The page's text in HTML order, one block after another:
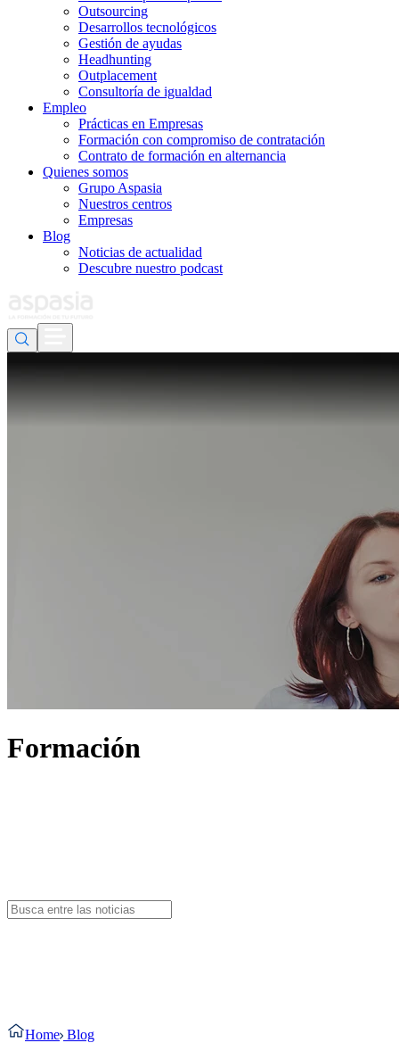
Outsourcing
Desarrollos tecnológicos
Gestión de ayudas
Headhunting
Outplacement
Consultoría de igualdad
Empleo
Prácticas en Empresas
Formación con compromiso de contratación
Contrato de formación en alternancia
Quienes somos
Grupo Aspasia
Nuestros centros
Empresas
Blog
Noticias de actualidad
Descubre nuestro podcast
Formación
Home Blog